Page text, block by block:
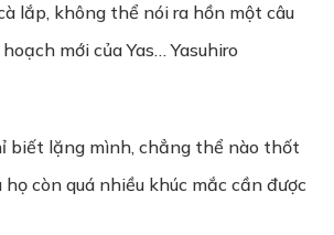
lắp, không thể nói ra hồn một câu
mới của Yas… Yasuhiro
biết lặng mình, chẳng thể nào thốt
họ còn quá nhiều khúc mắc cần được